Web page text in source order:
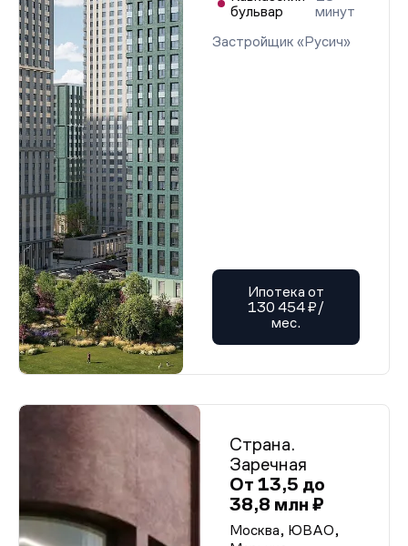
бульвар
минут
Застройщик «Русич»
Ипотека от
130 454 ₽/
мес.
Страна.
Заречная
От 13,5 до
38,8 млн ₽
Москва, ЮВАО,